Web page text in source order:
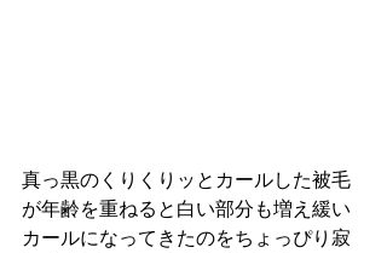
真っ黒のくりくりッとカールした被毛
が年齢を重ねると白い部分も増え緩い
カールになってきたのをちょっぴり寂